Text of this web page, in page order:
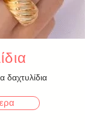
δαχτυλίδια